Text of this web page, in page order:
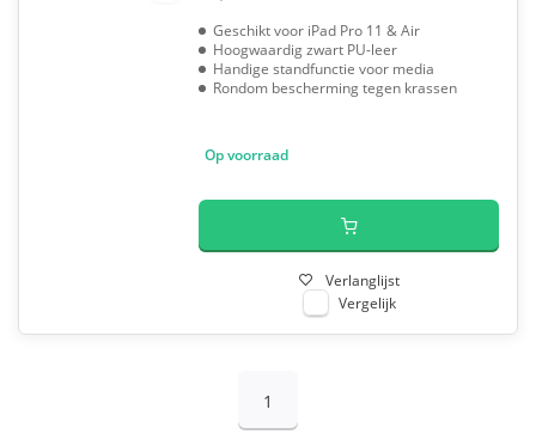
Geschikt voor iPad Pro 11 & Air
Hoogwaardig zwart PU-leer
Handige standfunctie voor media
Rondom bescherming tegen krassen
Op voorraad
Verlanglijst
Vergelijk
1